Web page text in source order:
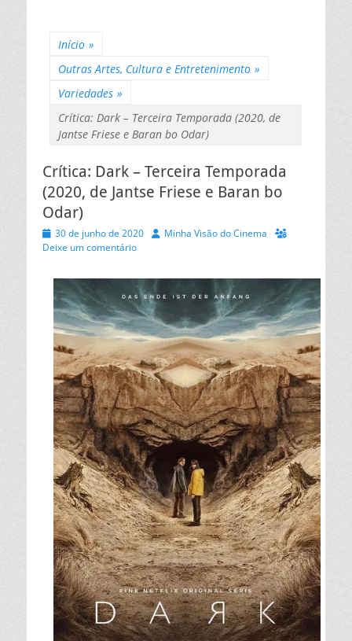
Início »
Outras Artes, Cultura e Entretenimento »
Variedades »
Crítica: Dark – Terceira Temporada (2020, de
Jantse Friese e Baran bo Odar)
Crítica: Dark – Terceira Temporada
(2020, de Jantse Friese e Baran bo
Odar)
Posted
on
30 de junho de 2020 AutorMinha Visão do Cinema
Deixe um comentário